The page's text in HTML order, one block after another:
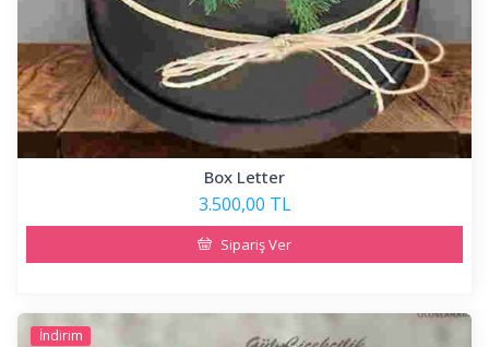
Box Letter
3.500,00 TL
Sipariş Ver
İndirim